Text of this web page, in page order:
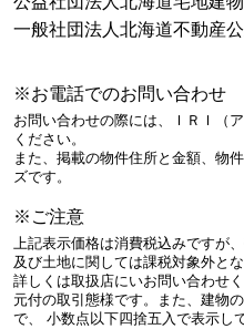
一般社団法人北海道不動産
※お電話でのお問い合わせ
お問い合わせの際には、ＩＲＩ（
ください。
また、掲載の物件住所と金額、物
ズです。
※ご注意
上記表示価格は消費税込みですが
及び土地に関しては課税対象外とな
詳しくは取扱店にいお問い合わせ
元付の取引態様です。また、建物
で、 小数点以下四捨五入で表示し